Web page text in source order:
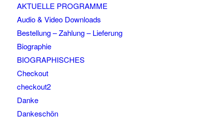
AKTUELLE PROGRAMME
Audio & Video Downloads
Bestellung – Zahlung – Lieferung
Biographie
BIOGRAPHISCHES
Checkout
checkout2
Danke
Dankeschön